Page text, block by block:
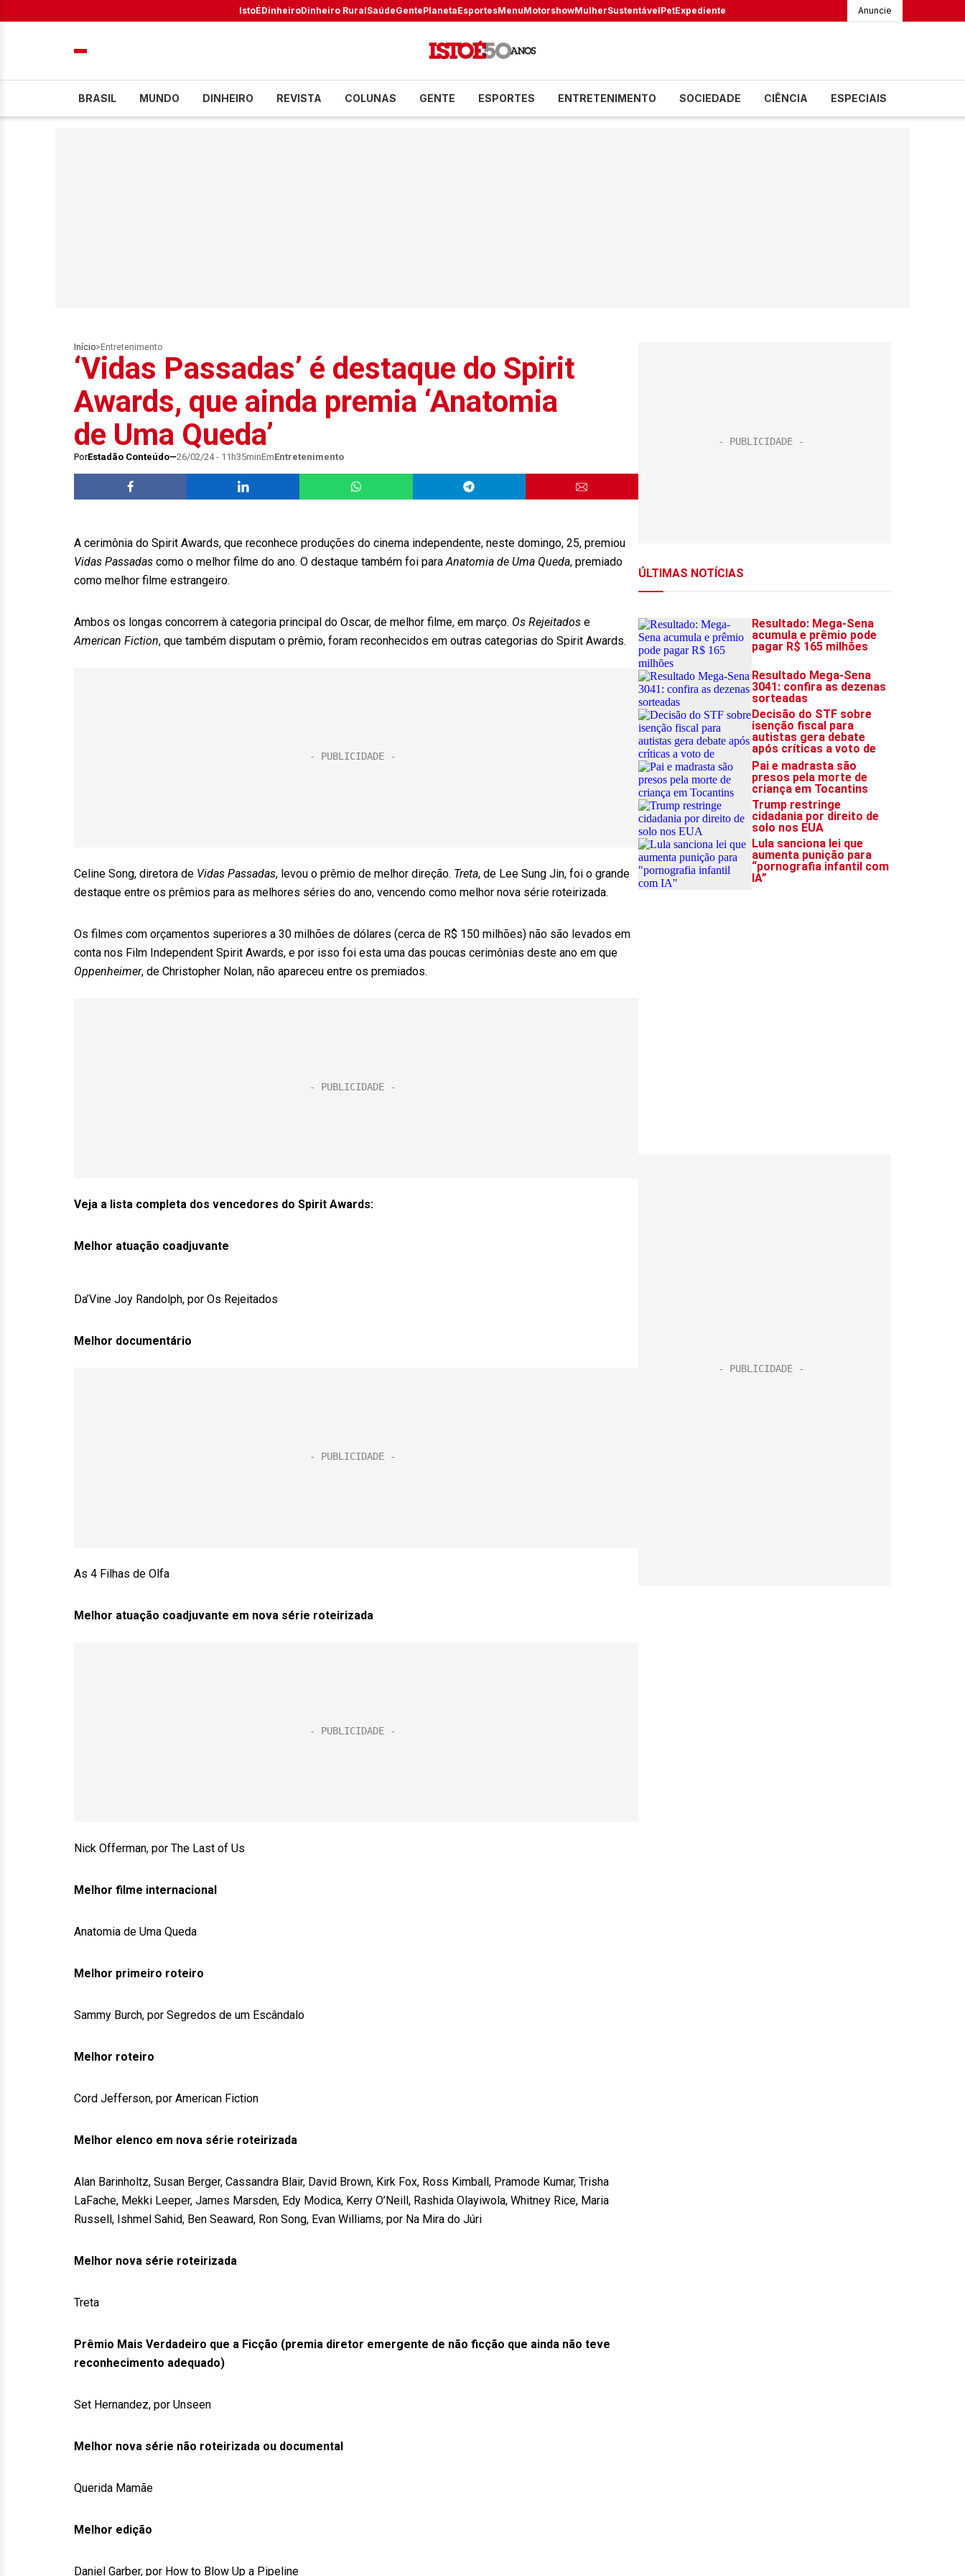
IstoÉDinheiroDinheiro RuralSaúdeGentePlanetaEsportesMenuMotorshowMulherSustentávelPetExpediente Anuncie
BRASIL MUNDO DINHEIRO REVISTA COLUNAS GENTE ESPORTES ENTRETENIMENTO SOCIEDADE CIÊNCIA ESPECIAIS
Início> Entretenimento
‘Vidas Passadas’ é destaque do Spirit
Awards, que ainda premia ‘Anatomia
de Uma Queda’
PorEstadão Conteúdo 26/02/24 - 11h35minEmEntretenimento
A cerimônia do Spirit Awards, que reconhece produções do cinema independente, neste domingo, 25, premiou
Vidas Passadas como o melhor filme do ano. O destaque também foi paraAnatomia de Uma Queda, premiado
como melhor filme estrangeiro.
Ambos os longas concorrem à categoria principal do Oscar, de melhor filme, em março. Os Rejeitados e
American Fiction, que também disputam o prêmio, foram reconhecidos em outras categorias do Spirit Awards.
Celine Song, diretora de Vidas Passadas, levou o prêmio de melhor direção. Treta, de Lee Sung Jin, foi o grande
destaque entre os prêmios para as melhores séries do ano, vencendo como melhor nova série roteirizada.
Os filmes com orçamentos superiores a 30 milhões de dólares (cerca de R$ 150 milhões) não são levados em
conta nos Film Independent Spirit Awards, e por isso foi esta uma das poucas cerimônias deste ano em que
Oppenheimer, de Christopher Nolan, não apareceu entre os premiados.
Veja a lista completa dos vencedores do Spirit Awards:
Melhor atuação coadjuvante
Da’Vine Joy Randolph, por Os Rejeitados
Melhor documentário
As 4 Filhas de Olfa
Melhor atuação coadjuvante em nova série roteirizada
Nick Offerman, por The Last of Us
Melhor filme internacional
Anatomia de Uma Queda
Melhor primeiro roteiro
Sammy Burch, por Segredos de um Escândalo
Melhor roteiro
Cord Jefferson, por American Fiction
Melhor elenco em nova série roteirizada
Alan Barinholtz, Susan Berger, Cassandra Blair, David Brown, Kirk Fox, Ross Kimball, Pramode Kumar, Trisha
LaFache, Mekki Leeper, James Marsden, Edy Modica, Kerry O’Neill, Rashida Olayiwola, Whitney Rice, Maria
Russell, Ishmel Sahid, Ben Seaward, Ron Song, Evan Williams, por Na Mira do Júri
Melhor nova série roteirizada
Treta
Prêmio Mais Verdadeiro que a Ficção (premia diretor emergente de não ficção que ainda não teve
reconhecimento adequado)
Set Hernandez, por Unseen
Melhor nova série não roteirizada ou documental
Querida Mamãe
Melhor edição
Daniel Garber, por How to Blow Up a Pipeline